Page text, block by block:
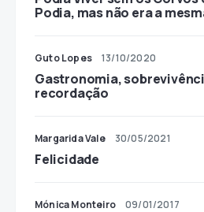
Podia, mas não era a
Guto Lopes 13/10/2020
Gastronomia,
recordação
Margarida Vale 30/05/2021
Felicidade
Mónica Monteiro 09/01/2017